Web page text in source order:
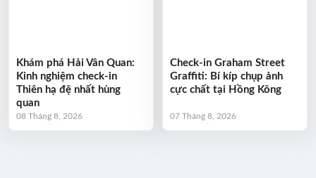
Khám phá Hải Vân Quan:
Kinh nghiệm check-in
Thiên hạ đệ nhất hùng
quan
08 Tháng 8, 2026
Check-in Graham Street
Graffiti: Bí kíp chụp ảnh
cực chất tại Hồng Kông
07 Tháng 8, 2026